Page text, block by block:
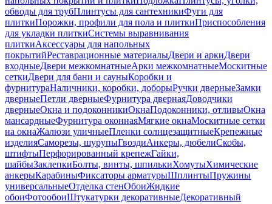
обводы для трубПлинтусы для сантехникиФуги для
плиткиПорожки, профили для пола и плиткиПриспособления
для укладки плиткиСистемы выравнивания
плиткиАксессуары для напольных
покрытийРеставрационные материалыДвери и аркиДвери
входныеДвери межкомнатныеАрки межкомнатныеМоскитные
сеткиДвери для бани и сауныКоробки и
фурнитураНаличники, коробки, доборыРучки дверныеЗамки
дверныеПетли дверныеФурнитура двернаяДоводчики
дверныеОкна и подоконникиОкнаПодоконники, отливыОкна
мансардныеФурнитура оконнаяМягкие окнаМоскитные сетки
на окнаЖалюзи уличныеПленки солнцезащитныеКрепежные
изделияСаморезы, шурупыГвоздиАнкеры, дюбелиСкобы,
штифтыПерфорированный крепежГайки,
шайбыЗаклепкиБолты, винты, шпилькиХомутыХимические
анкерыКарабиныФиксаторы арматурыШплинтыПружины
универсальныеОтделка стенОбоиЖидкие
обоиФотообоиШтукатурки декоративныеДекоративный